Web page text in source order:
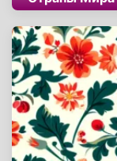
на их
приближают
объединяя
того, что
наших глаз,
напоминает
мироздания.